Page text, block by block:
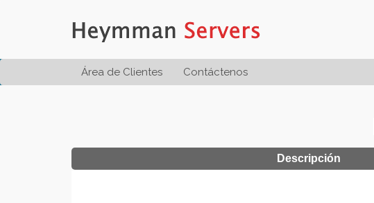
Área de Clientes Contáctenos
Descripción